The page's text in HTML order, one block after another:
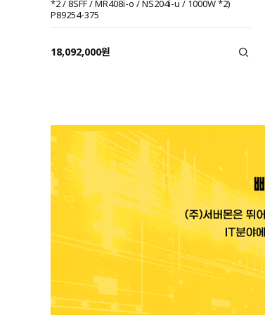
*2 / 8SFF / MR408i-o / NS204i-u / 1000W *2)
P89254-375
18,092,000원